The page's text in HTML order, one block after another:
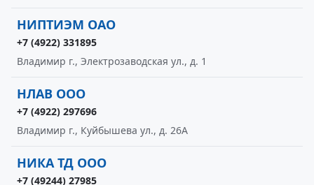
НИПТИЭМ ОАО
+7 (4922) 331895
Владимир г., Электрозаводская ул., д. 1
НЛАВ ООО
+7 (4922) 297696
Владимир г., Куйбышева ул., д. 26А
НИКА ТД ООО
+7 (49244) 27985